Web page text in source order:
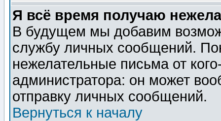
Я всё время получаю
В будущем мы добавим
службу личных сообщений.
нежелательные письма от
администратора: он может
отправку личных сообщений.
Вернуться к началу